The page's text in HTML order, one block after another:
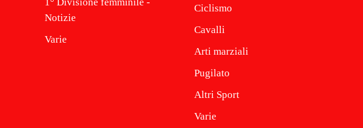
Notizie
Varie
Ciclismo
Cavalli
Arti marziali
Pugilato
Altri Sport
Varie